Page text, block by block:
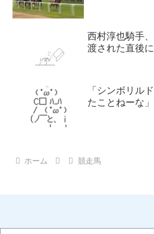
西村淳也騎手
渡された直後
「シンボリル
たことねーな
ホーム 競走馬